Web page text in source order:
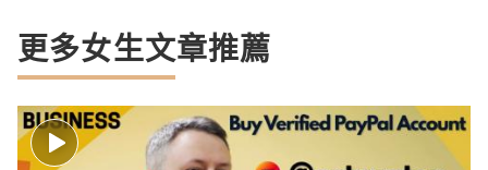
更多女生文章推薦